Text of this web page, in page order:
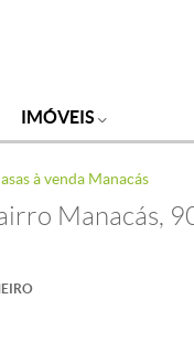
IMÓVEIS
à venda Manacás
Manacás,